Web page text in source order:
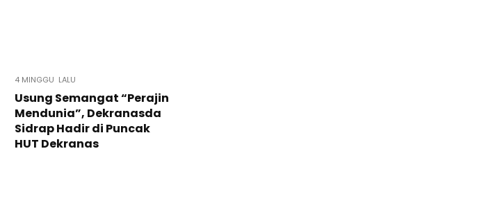
4 MINGGU LALU
Usung Semangat “Perajin
Mendunia”, Dekranasda
Sidrap Hadir di Puncak
HUT Dekranas